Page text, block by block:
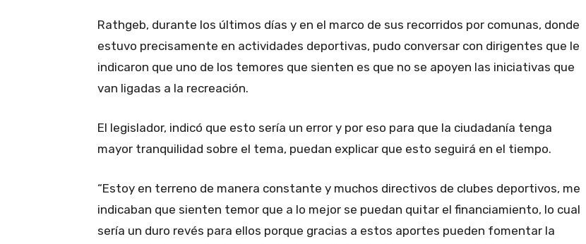
Rathgeb, durante los últimos días y en el marco de sus recorridos por comunas, donde
estuvo precisamente en actividades deportivas, pudo conversar con dirigentes que le
indicaron que uno de los temores que sienten es que no se apoyen las iniciativas que
van ligadas a la recreación.
El legislador, indicó que esto sería un error y por eso para que la ciudadanía tenga
mayor tranquilidad sobre el tema, puedan explicar que esto seguirá en el tiempo.
“Estoy en terreno de manera constante y muchos directivos de clubes deportivos, me
indicaban que sienten temor que a lo mejor se puedan quitar el financiamiento, lo cual
sería un duro revés para ellos porque gracias a estos aportes pueden fomentar la